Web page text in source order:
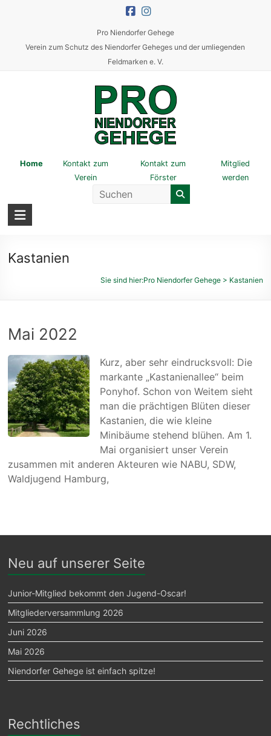
content
Pro Niendorfer Gehege
Verein zum Schutz des Niendorfer Geheges und der umliegenden
Feldmarken e. V.
Pro
Gehege
Schutz
der
Feldmarken
e.
V.
Home
Kontakt zum
Verein
Kontakt zum
Förster
Mitglied
werden
Kastanien
Sie sind hier:Pro Niendorfer Gehege> Kastanien
Mai 2022
Kurz, aber sehr eindrucksvoll: Die
markante „Kastanienallee“ beim
Ponyhof. Schon von Weitem sieht
man die prächtigen Blüten dieser
Kastanien, die wie kleine
Minibäume stehend blühen. Am 1.
Mai organisiert unser Verein
zusammen mit anderen Akteuren wie NABU, SDW,
Waldjugend Hamburg,
Neu auf unserer Seite
Junior-Mitglied bekommt den Jugend-Oscar!
Mitgliederversammlung 2026
Juni 2026
Mai 2026
Niendorfer Gehege ist einfach spitze!
Rechtliches